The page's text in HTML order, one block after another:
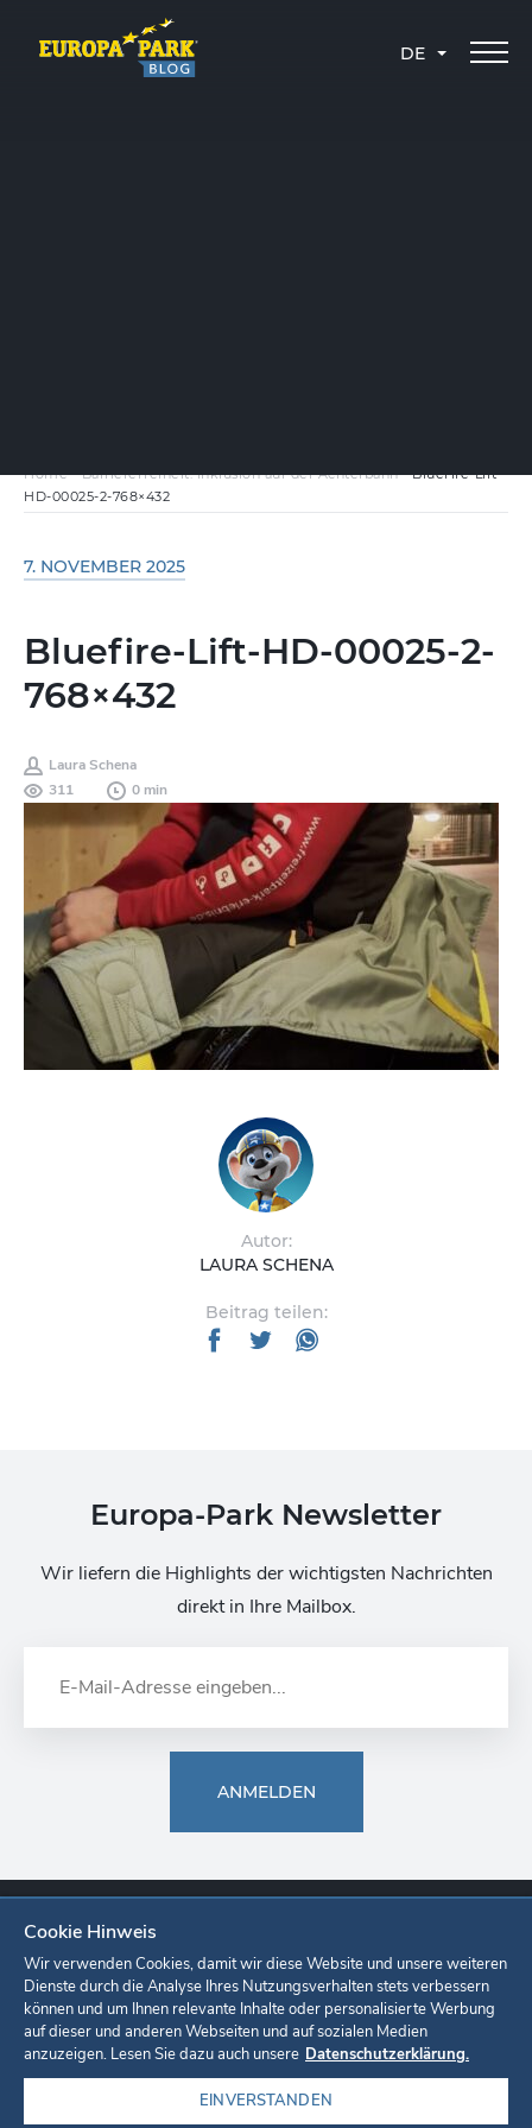
DE
Home-Barrierefreiheit: Inklusion auf der Achterbahn-Bluefire-Lift-
HD-00025-2-768×432
7. NOVEMBER 2025
Bluefire-Lift-HD-00025-2-
768×432
Laura Schena
311
0 min
Autor:
LAURA SCHENA
Beitrag teilen:
Europa-Park Newsletter
Wir liefern die Highlights der wichtigsten Nachrichten
direkt in Ihre Mailbox.
ANMELDEN
Europa-Park Ticketshop Onlineshop Karriere Unternehmen
Datenschutzerklärung Cookie-Einstellungen Impressum
Cookie Hinweis
Wir verwenden Cookies, damit wir diese Website und unsere weiteren
Dienste durch die Analyse Ihres Nutzungsverhalten stets verbessern
können und um Ihnen relevante Inhalte oder personalisierte Werbung
auf dieser und anderen Webseiten und auf sozialen Medien
anzuzeigen. Lesen Sie dazu auch unsere Datenschutzerklärung.
EINVERSTANDEN